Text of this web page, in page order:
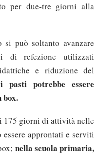
per due-tre giorni alla
può soltanto avanzare
di refezione utilizzati
e riduzione del
potrebbe essere
box.
175 giorni di attività nelle
essere approntati e serviti
nella scuola primaria,